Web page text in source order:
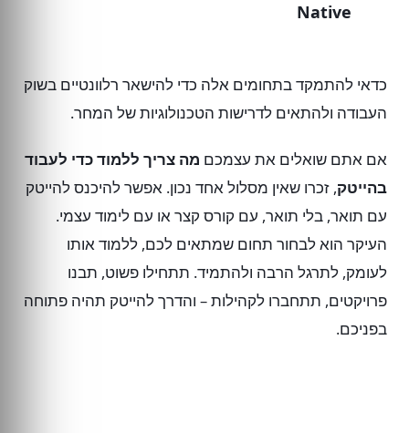
Native
כדאי להתמקד בתחומים אלה כדי להישאר רלוונטיים בשוק
העבודה ולהתאים לדרישות הטכנולוגיות של המחר.
אם אתם שואלים את עצמכם מה צריך ללמוד כדי לעבוד
בהייטק, זכרו שאין מסלול אחד נכון. אפשר להיכנס להייטק
עם תואר, בלי תואר, עם קורס קצר או עם לימוד עצמי.
העיקר הוא לבחור תחום שמתאים לכם, ללמוד אותו
לעומק, לתרגל הרבה ולהתמיד. תתחילו פשוט, תבנו
פרויקטים, תתחברו לקהילות – והדרך להייטק תהיה פתוחה
בפניכם.